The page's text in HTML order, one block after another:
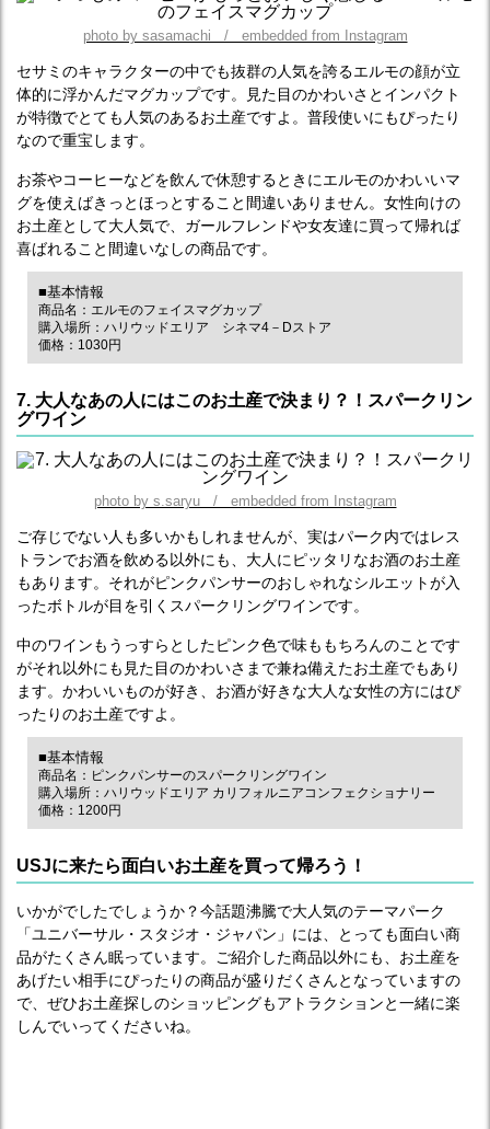
photo by sasamachi / embedded from Instagram
セサミのキャラクターの中でも抜群の人気を誇るエルモの顔が立
体的に浮かんだマグカップです。見た目のかわいさとインパクト
が特徴でとても人気のあるお土産ですよ。普段使いにもぴったり
なので重宝します。
お茶やコーヒーなどを飲んで休憩するときにエルモのかわいいマ
グを使えばきっとほっとすること間違いありません。女性向けの
お土産として大人気で、ガールフレンドや女友達に買って帰れば
喜ばれること間違いなしの商品です。
■基本情報
商品名：エルモのフェイスマグカップ
購入場所：ハリウッドエリア シネマ4－Dストア
価格：1030円
7. 大人なあの人にはこのお土産で決まり？！スパークリン
グワイン
photo by s.saryu / embedded from Instagram
ご存じでない人も多いかもしれませんが、実はパーク内ではレス
トランでお酒を飲める以外にも、大人にピッタリなお酒のお土産
もあります。それがピンクパンサーのおしゃれなシルエットが入
ったボトルが目を引くスパークリングワインです。
中のワインもうっすらとしたピンク色で味ももちろんのことです
がそれ以外にも見た目のかわいさまで兼ね備えたお土産でもあり
ます。かわいいものが好き、お酒が好きな大人な女性の方にはぴ
ったりのお土産ですよ。
■基本情報
商品名：ピンクパンサーのスパークリングワイン
購入場所：ハリウッドエリア カリフォルニアコンフェクショナリー
価格：1200円
USJに来たら面白いお土産を買って帰ろう！
いかがでしたでしょうか？今話題沸騰で大人気のテーマパーク
「ユニバーサル・スタジオ・ジャパン」には、とっても面白い商
品がたくさん眠っています。ご紹介した商品以外にも、お土産を
あげたい相手にぴったりの商品が盛りだくさんとなっていますの
で、ぜひお土産探しのショッピングもアトラクションと一緒に楽
しんでいってくださいね。